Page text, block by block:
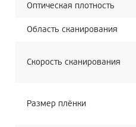
Оптическая плотность
Область сканирования
Скорость сканирования
Размер плёнки